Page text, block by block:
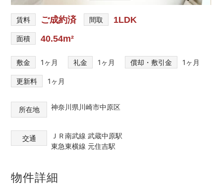
イ
ト
賃料 ご成約済 間取 1LDK
面積 40.54m²
敷金 1ヶ月 礼金 1ヶ月 償却・敷引金 1ヶ月
更新料 1ヶ月
所在地 神奈川県川崎市中原区
交通
ＪＲ南武線 武蔵中原駅
東急東横線 元住吉駅
物件詳細